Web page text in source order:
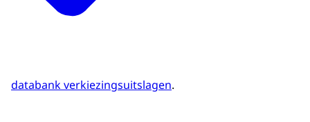
databank verkiezingsuitslagen.